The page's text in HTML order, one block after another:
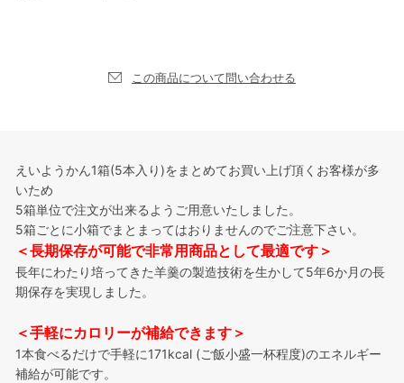
この商品について問い合わせる
えいようかん1箱(5本入り)をまとめてお買い上げ頂くお客様が多
いため
5箱単位で注文が出来るようご用意いたしました。
5箱ごとに小箱でまとまってはおりませんのでご注意下さい。
＜長期保存が可能で非常用商品として最適です＞
長年にわたり培ってきた羊羹の製造技術を生かして5年6か月の長
期保存を実現しました。
＜手軽にカロリーが補給できます＞
1本食べるだけで手軽に171kcal (ご飯小盛一杯程度)のエネルギー
補給が可能です。